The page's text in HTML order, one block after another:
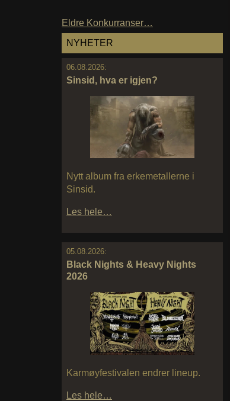
Eldre Konkurranser…
NYHETER
06.08.2026:
Sinsid, hva er igjen?
Nytt album fra erkemetallerne i
Sinsid.
Les hele…
05.08.2026:
Black Nights & Heavy Nights
2026
Karmøyfestivalen endrer lineup.
Les hele…